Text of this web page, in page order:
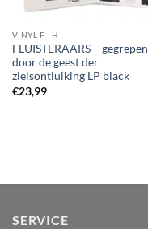
VINYL F - H
FLUISTERAARS – gegrepen
door de geest der
zielsontluiking LP black
€23,99
SERVICE